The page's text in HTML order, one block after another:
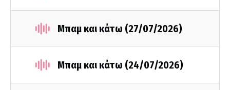
Μπαμ και κάτω (27/07/2026)
Μπαμ και κάτω (24/07/2026)